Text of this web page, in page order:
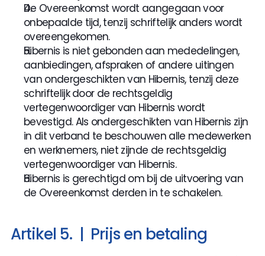
De Overeenkomst wordt aangegaan voor
onbepaalde tijd, tenzij schriftelijk anders wordt
overeengekomen.
Hibernis is niet gebonden aan mededelingen,
aanbiedingen, afspraken of andere uitingen
van ondergeschikten van Hibernis, tenzij deze
schriftelijk door de rechtsgeldig
vertegenwoordiger van Hibernis wordt
bevestigd. Als ondergeschikten van Hibernis zijn
in dit verband te beschouwen alle medewerken
en werknemers, niet zijnde de rechtsgeldig
vertegenwoordiger van Hibernis.
Hibernis is gerechtigd om bij de uitvoering van
de Overeenkomst derden in te schakelen.
Artikel 5.  |  Prijs en betaling